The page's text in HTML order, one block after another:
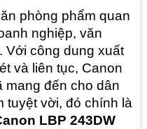
phòng phẩm quan
nghiệp, văn
Với công dung xuất
và liên tục, Canon
mang đến cho dân
LBP 243DW